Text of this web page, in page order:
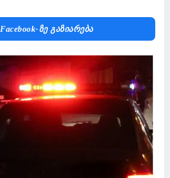
Facebook-Ზე Გაზიარება